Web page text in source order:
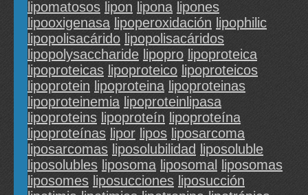
lipomatosos lipon lipona lipones
lipooxigenasa lipoperoxidación lipophilic
lipopolisacárido lipopolisacáridos
lipopolysaccharide lipopro lipoproteica
lipoproteicas lipoproteico lipoproteicos
lipoprotein lipoproteina lipoproteinas
lipoproteinemia lipoproteinlipasa
lipoproteins lipoproteín lipoproteína
lipoproteínas lipor lipos liposarcoma
liposarcomas liposolubilidad
liposoluble
liposolubles liposoma liposomal
liposomas
liposomes liposucciones liposucción